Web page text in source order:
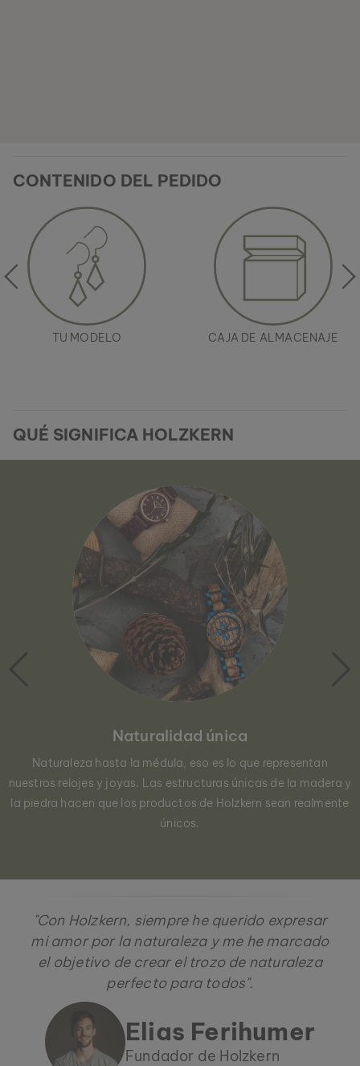
CONTENIDO DEL PEDIDO
TU MODELO CAJA DE ALMACENAJE
QUÉ SIGNIFICA HOLZKERN
Naturalidad única
Naturaleza hasta la médula, eso es lo que representan
nuestros relojes y joyas. Las estructuras únicas de la madera y
la piedra hacen que los productos de Holzkern sean realmente
únicos.
"Con Holzkern, siempre he querido expresar
mi amor por la naturaleza y me he marcado
el objetivo de crear el trozo de naturaleza
perfecto para todos".
Elias Ferihumer
Fundador de Holzkern